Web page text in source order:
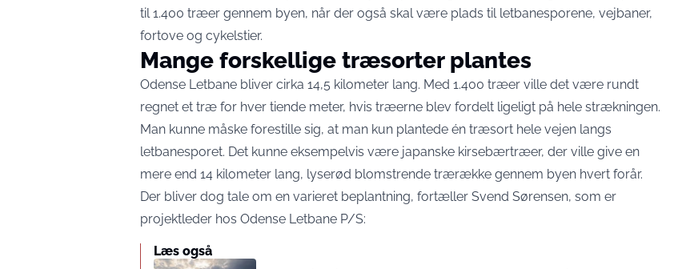
til 1.400 træer gennem byen, når der også skal være plads til letbanesporene, vejbaner,
fortove og cykelstier.
Mange forskellige træsorter plantes
Odense Letbane bliver cirka 14,5 kilometer lang. Med 1.400 træer ville det være rundt
regnet et træ for hver tiende meter, hvis træerne blev fordelt ligeligt på hele strækningen.
Man kunne måske forestille sig, at man kun plantede én træsort hele vejen langs
letbanesporet. Det kunne eksempelvis være japanske kirsebærtræer, der ville give en
mere end 14 kilometer lang, lyserød blomstrende trærække gennem byen hvert forår.
Der bliver dog tale om en varieret beplantning, fortæller Svend Sørensen, som er
projektleder hos Odense Letbane P/S:
Læs også